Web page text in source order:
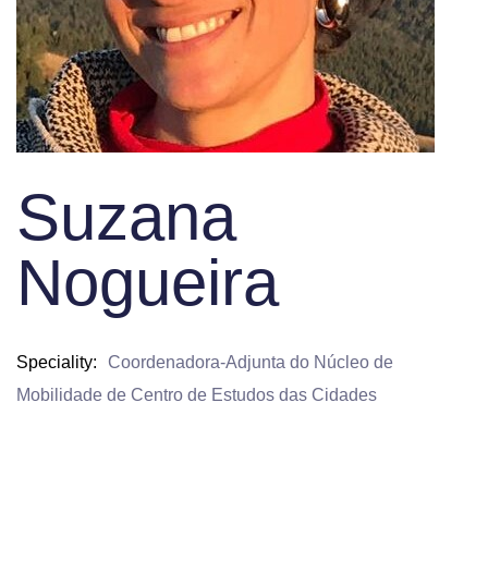
Suzana
Nogueira
Speciality
Coordenadora-Adjunta do Núcleo de
Mobilidade de Centro de Estudos das Cidades